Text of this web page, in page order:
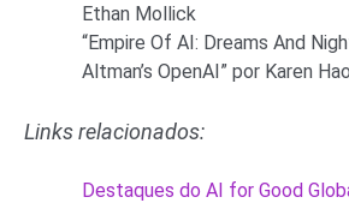
Ethan Mollick
“Empire Of AI: Dreams And
Altman’s OpenAI” por Karen
Links relacionados:
⁠Destaques do AI for Good